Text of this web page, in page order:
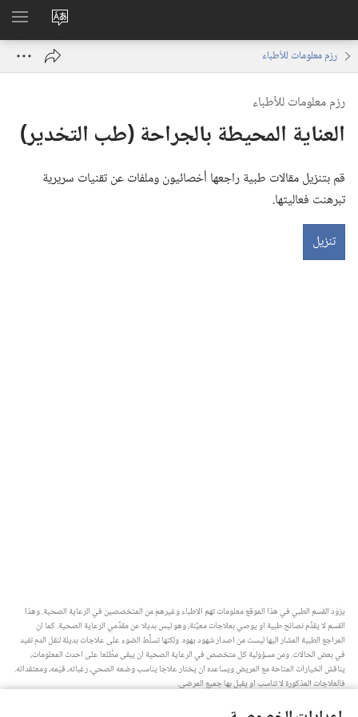
تغيير
لغة
الموقع
رزم معلومات للأطباء
رزم معلومات للأطباء
العناية المحيطة بالجراحة (‏طب التخدير)‏
قم بتنزيل مقالات طبية راجعها أخصائيون وملفات عن تقنيات سريرية
تبرهنت فعاليتها.‏
تنزيل
يزوّد القسم الطبي في هذا الموقع معلومات تهم الاطباء وغيرهم من المتخصصين في الرعاية الصحية.‏ وهذا
القسم لا يقدِّم نصائح طبية او يوصي بعلاجات معيَّنة،‏ وهو ليس بديلا عن مقدِّمي الرعاية الصحية.‏ كما ان
المراجع الطبية المشار اليها ليست من اصدار شهود يهوه.‏ ولكنها تسلِّط الضوء على علاجات بديلة لنقل الدم تفيد
في بعض الحالات.‏ ومن مسؤولية كل متخصص في الرعاية الصحية ان يبقى مطَّلعا على احدث المعلومات،‏
يناقش الخيارات المتاحة مع المريض ويساعده ان يختار علاجا يناسب وضعه الصحي،‏ رغباته،‏ قيَمه،‏ ومعتقداته.‏
فالعلاجات المذكورة لا تناسب او يقبل بها جميع المرضى.‏
ملاحظة للمريض:‏ استشر دائما طبيبك او شخصا متخصصا في الرعاية الصحية لتحصل على معلومات حول